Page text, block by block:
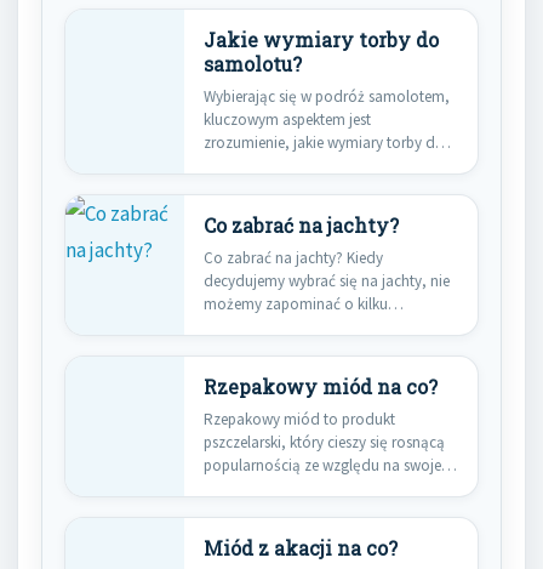
Jakie wymiary torby do
samolotu?
Wybierając się w podróż samolotem,
kluczowym aspektem jest
zrozumienie, jakie wymiary torby do
Co zabrać na jachty?
Co zabrać na jachty? Kiedy
decydujemy wybrać się na jachty, nie
możemy zapominać o kilku…
Rzepakowy miód na co?
Rzepakowy miód to produkt
pszczelarski, który cieszy się rosnącą
popularnością ze względu na swoje
Miód z akacji na co?